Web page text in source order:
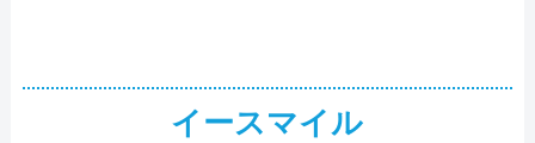
イースマイル